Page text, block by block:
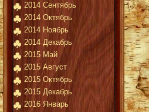
2014 Сентябрь
2014 Октябрь
2014 Ноябрь
2014 Декабрь
2015 Май
2015 Август
2015 Октябрь
2015 Декабрь
2016 Январь